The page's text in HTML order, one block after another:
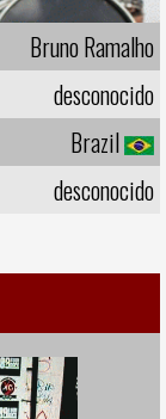
Bruno Ramalho
desconocido
Brazil
desconocido